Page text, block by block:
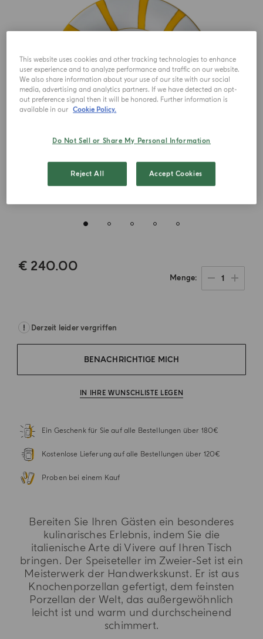
€ 240.00
Menge 1
Derzeit leider vergriffen
BENACHRICHTIGE MICH
IN IHRE WUNSCHLISTE LEGEN
Ein Geschenk für Sie auf alle Bestellungen über 180€
Kostenlose Lieferung auf alle Bestellungen über 120€
Proben bei einem Kauf
Bereiten Sie Ihren Gästen ein besonderes
kulinarisches Erlebnis, indem Sie die
italienische Arte di Vivere auf Ihren Tisch
bringen. Der Speiseteller im Zweier-Set ist ein
Meisterwerk der Handwerkskunst. Er ist aus
Knochenporzellan gefertigt, dem feinsten
Porzellan der Welt, das außergewöhnlich
leicht ist und warm und durchscheinend
schimmert.
This website uses cookies and other tracking technologies to enhance
user experience and to analyze performance and traffic on our website.
We also share information about your use of our site with our social
media, advertising and analytics partners. If we have detected an opt-
out preference signal then it will be honored. Further information is
available in our Cookie Policy.
Do Not Sell or Share My Personal Information
Reject All Accept Cookies